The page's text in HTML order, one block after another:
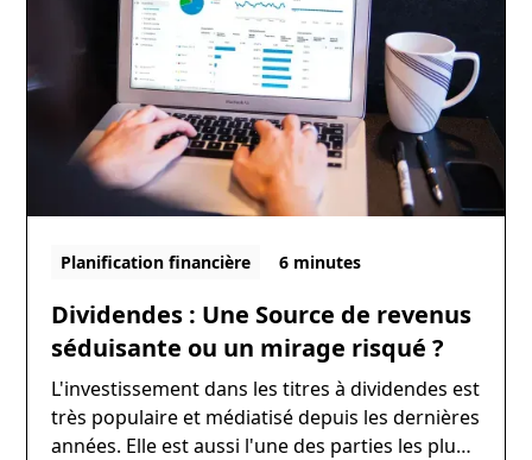
Planification financière 6 minutes
Dividendes : Une Source de revenus
séduisante ou un mirage risqué ?
L'investissement dans les titres à dividendes est
très populaire et médiatisé depuis les dernières
années. Elle est aussi l'une des parties les plus